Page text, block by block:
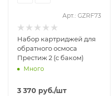
Арт.: GZRF73
Набор картриджей для
обратного осмоса
Престиж 2 (с баком)
Много
3 370 руб./шт